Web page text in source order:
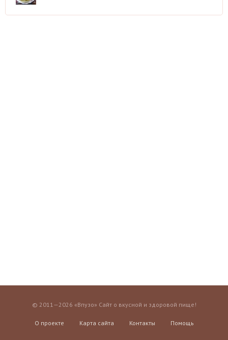
© 2011—2026 «Впузо» Сайт о вкусной и здоровой пище!
О проекте Карта сайта Контакты Помощь